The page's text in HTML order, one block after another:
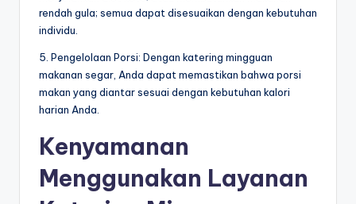
rendah gula; semua dapat disesuaikan dengan kebutuhan
individu.
5. Pengelolaan Porsi: Dengan katering mingguan
makanan segar, Anda dapat memastikan bahwa porsi
makan yang diantar sesuai dengan kebutuhan kalori
harian Anda.
Kenyamanan
Menggunakan Layanan